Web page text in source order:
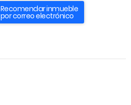
Recomendar inmueble
por correo electrónico